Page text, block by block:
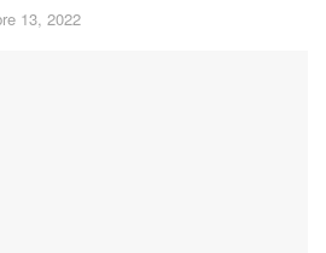
13, 2022